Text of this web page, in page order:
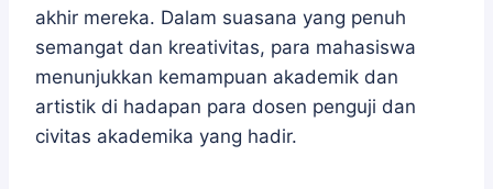
akhir mereka. Dalam suasana yang penuh
semangat dan kreativitas, para mahasiswa
menunjukkan kemampuan akademik dan
artistik di hadapan para dosen penguji dan
civitas akademika yang hadir.